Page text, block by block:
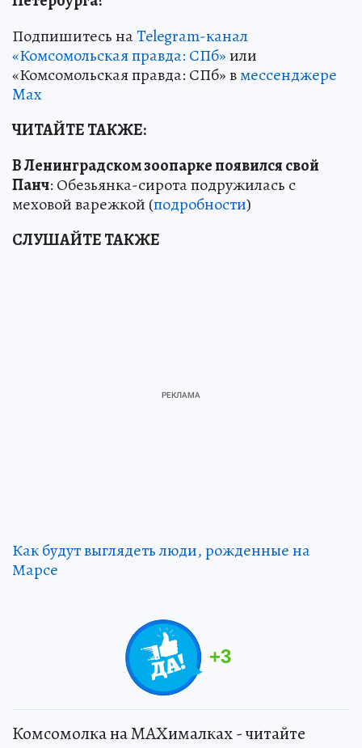
Подпишитесь наTelegram-канал
«Комсомольская правда: СПб»или
«Комсомольская правда: СПб» вмессенджере
Max
ЧИТАЙТЕ ТАКЖЕ:
В Ленинградском зоопарке появился свой
Панч: Обезьянка-сирота подружилась с
меховой варежкой (подробности)
СЛУШАЙТЕ ТАКЖЕ
Как будут выглядеть люди, рожденные на
Марсе
+3
Комсомолка на MAXималках - читайте